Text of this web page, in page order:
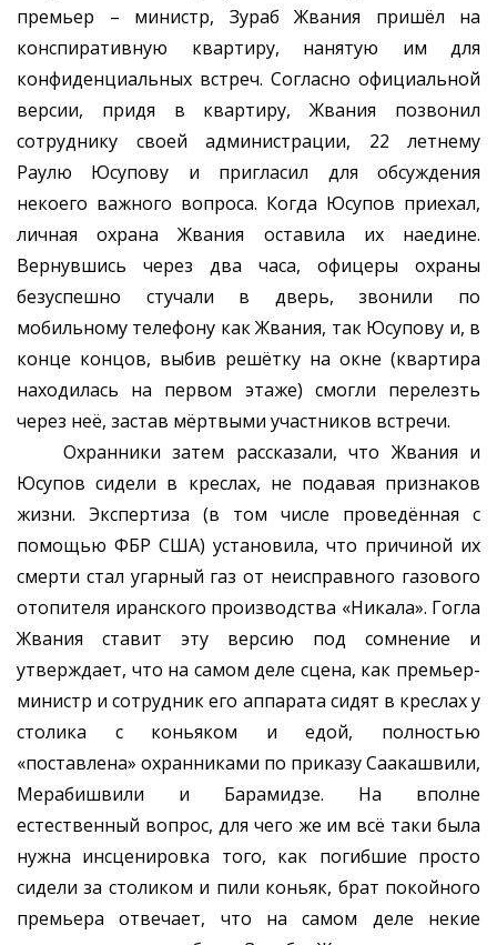
премьер – министр, Зураб Жвания пришёл на
конспиративную квартиру, нанятую им для
конфиденциальных встреч. Согласно официальной
версии, придя в квартиру, Жвания позвонил
сотруднику своей администрации, 22 летнему
Раулю Юсупову и пригласил для обсуждения
некоего важного вопроса. Когда Юсупов приехал,
личная охрана Жвания оставила их наедине.
Вернувшись через два часа, офицеры охраны
безуспешно стучали в дверь, звонили по
мобильному телефону как Жвания, так Юсупову и, в
конце концов, выбив решётку на окне (квартира
находилась на первом этаже) смогли перелезть
через неё, застав мёртвыми участников встречи.
Охранники затем рассказали, что Жвания и
Юсупов сидели в креслах, не подавая признаков
жизни. Экспертиза (в том числе проведённая с
помощью ФБР США) установила, что причиной их
смерти стал угарный газ от неисправного газового
отопителя иранского производства «Никала». Гогла
Жвания ставит эту версию под сомнение и
утверждает, что на самом деле сцена, как премьер-
министр и сотрудник его аппарата сидят в креслах у
столика с коньяком и едой, полностью
«поставлена» охранниками по приказу Саакашвили,
Мерабишвили и Барамидзе. На вполне
естественный вопрос, для чего же им всё таки была
нужна инсценировка того, как погибшие просто
сидели за столиком и пили коньяк, брат покойного
премьера отвечает, что на самом деле некие